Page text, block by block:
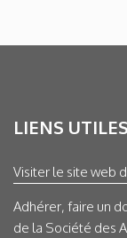
LIENS UTILES
Visiter le site web
Adhérer, faire un
de la Société des